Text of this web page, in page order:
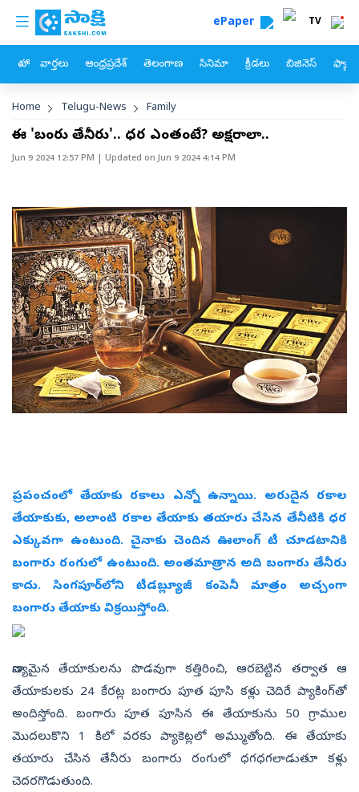
Skip to main content
custom menu ePaper TV
హోం వార్తలు ఆంధ్రప్రదేశ్ తెలంగాణ సినిమా క్రీడలు బిజినెస్
Breadcrumb
Home Telugu-News Family
ఈ 'బంగారు తేనీరు'.. ధర ఎంతంటే? అక్షరాలా..
Jun 9 2024 12:57 PM | Updated onJun 9 2024 4:14 PM
ప్రపంచంలో తేయాకు రకాలు ఎన్నో ఉన్నాయి. అరుదైన రకాల
తేయాకుకు, అలాంటి రకాల తేయాకు తయారు చేసిన తేనీటికి ధర
ఎక్కువగా ఉంటుంది. చైనాకు చెందిన ఊలాంగ్‌ టీ చూడటానికి
బంగారు రంగులో ఉంటుంది. అంతమాత్రాన అది బంగారు తేనీరు
కాదు. సింగపూర్‌లోని టీడబ్ల్యూజీ కంపెనీ మాత్రం అచ్చంగా
బంగారు తేయాకు విక్రయిస్తోంది.
నాణ్యమైన తేయాకులను పొడవుగా కత్తిరించి, ఆరబెట్టిన తర్వాత ఆ
తేయాకులకు 24 కేరట్ల బంగారు పూత పూసి కళ్లు చెదిరే ప్యాకింగ్‌తో
అందిస్తోంది. బంగారు పూత పూసిన ఈ తేయాకును 50 గ్రాముల
మొదలుకొని 1 కిలో వరకు ప్యాకెట్లలో అమ్ముతోంది. ఈ తేయాకు
తయారు చేసిన తేనీరు బంగారు రంగులో ధగధగలాడుతూ కళ్లు
చెదరగొడుతుంది.